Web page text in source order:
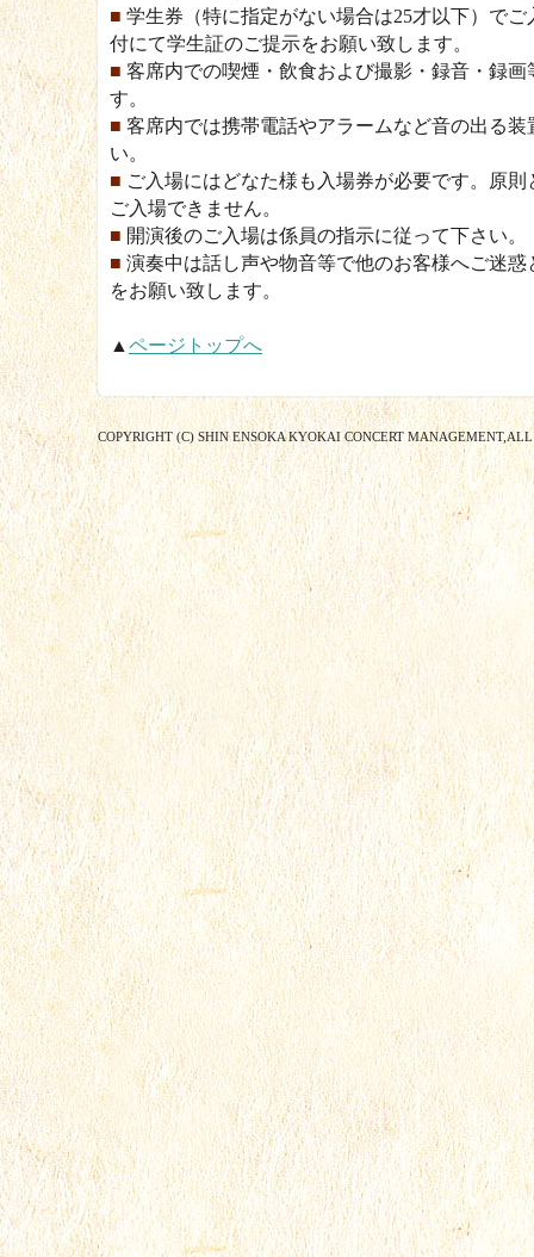
■ 学生券（特に指定がない場合は25才以下）で
付にて学生証のご提示をお願い致します。
■ 客席内での喫煙・飲食および撮影・録音・録
す。
■ 客席内では携帯電話やアラームなど音の出る
い。
■ ご入場にはどなた様も入場券が必要です。原
ご入場できません。
■ 開演後のご入場は係員の指示に従って下さい。
■ 演奏中は話し声や物音等で他のお客様へご迷
をお願い致します。
▲ ページトップへ
COPYRIGHT (C) SHIN ENSOKA KYOKAI CONCERT MANAGEMENT,ALL